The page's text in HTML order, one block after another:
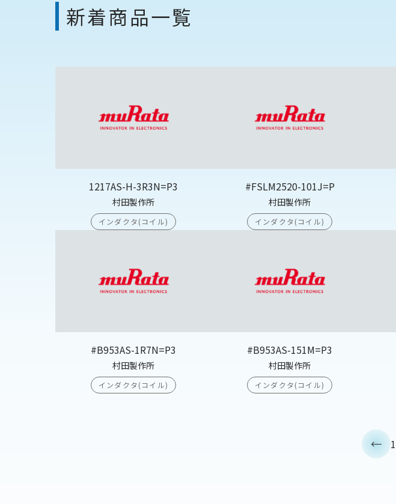
新着商品一覧
1217AS-H-3R3N=P3
村田製作所
インダクタ(コイル)
#FSLM2520-101J=P
村田製作所
インダクタ(コイル)
#B953AS-1R7N=P3
村田製作所
インダクタ(コイル)
#B953AS-151M=P3
村田製作所
インダクタ(コイル)
1